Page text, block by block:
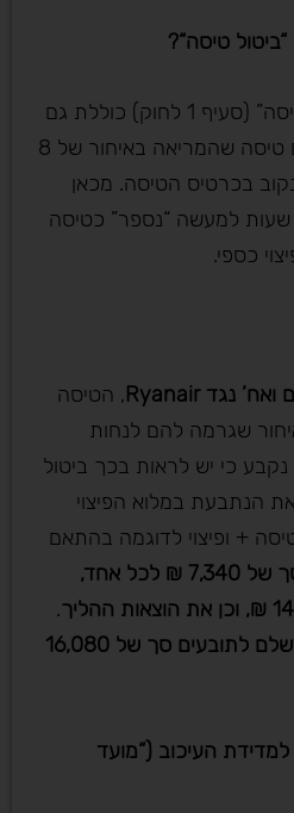
טיסה“?
הגדרת “ביטול טיסה” (סעיף 1 לחוק) כוללת גם
טיסה שלא יצאה כלל, וגם טיסה שהמריאה באיחור של 8
בכרטיס הטיסה. מכאן
עולה כי כל עיכוב מעל 8 שעות למעשה “נספר” כטיסה
כספי.
Ryanair, הטיסה
שגרמה להם לנחות
מעל 8 שעות. נקבע כי יש לראות בכך ביטול
הנתבעת במלוא הפיצוי
+ ופיצוי לדוגמה בהתאם
סך של 7,340 ₪ לכל אחד,
.
סה”כ חויבה הנתבעת לשלם לתובעים סך של 16,080
העיכוב (“מועד